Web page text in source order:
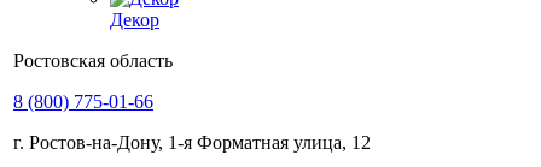
Декор
Ростовская область
8 (800) 775-01-66
г. Ростов-на-Дону, 1-я Форматная улица, 12